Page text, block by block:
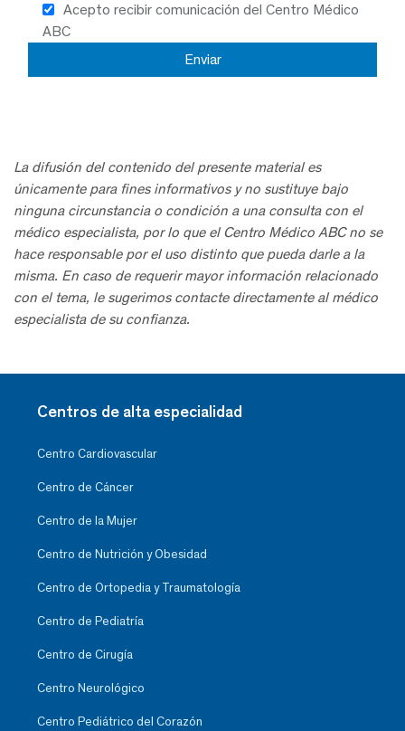
Acepto recibir comunicación del Centro Médico
ABC
La difusión del contenido del presente material es
únicamente para fines informativos y no sustituye bajo
ninguna circunstancia o condición a una consulta con el
médico especialista, por lo que el Centro Médico ABC no se
hace responsable por el uso distinto que pueda darle a la
misma. En caso de requerir mayor información relacionado
con el tema, le sugerimos contacte directamente al médico
especialista de su confianza.
Centros de alta especialidad
Centro Cardiovascular
Centro de Cáncer
Centro de la Mujer
Centro de Nutrición y Obesidad
Centro de Ortopedia y Traumatología
Centro de Pediatría
Centro de Cirugía
Centro Neurológico
Centro Pediátrico del Corazón